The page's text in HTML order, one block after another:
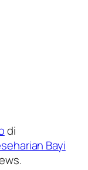
di
Bayi